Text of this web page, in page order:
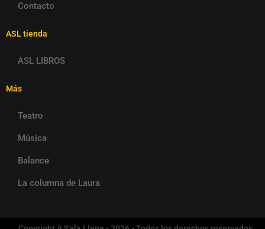
Contacto
ASL tienda
ASL LIBROS
Más
Teatro
Música
Balance
La columna de Laura